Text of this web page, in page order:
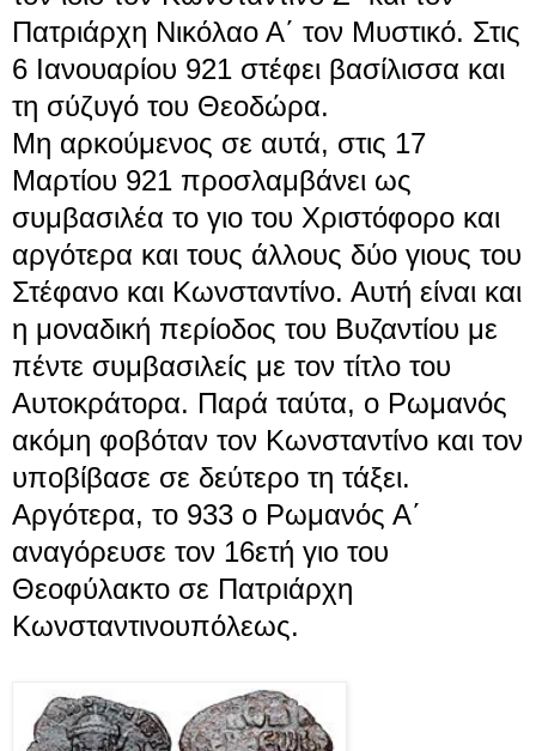
Πατριάρχη Νικόλαο Α΄ τον Μυστικό. Στις
6 Ιανουαρίου 921 στέφει βασίλισσα και
τη σύζυγό του Θεοδώρα.
Μη αρκούμενος σε αυτά, στις 17
Μαρτίου 921 προσλαμβάνει ως
συμβασιλέα το γιο του Χριστόφορο και
αργότερα και τους άλλους δύο γιους του
Στέφανο και Κωνσταντίνο. Αυτή είναι και
η μοναδική περίοδος του Βυζαντίου με
πέντε συμβασιλείς με τον τίτλο του
Αυτοκράτορα. Παρά ταύτα, ο Ρωμανός
ακόμη φοβόταν τον Κωνσταντίνο και τον
υποβίβασε σε δεύτερο τη τάξει.
Αργότερα, το 933 ο Ρωμανός Α΄
αναγόρευσε τον 16ετή γιο του
Θεοφύλακτο σε Πατριάρχη
Κωνσταντινουπόλεως.